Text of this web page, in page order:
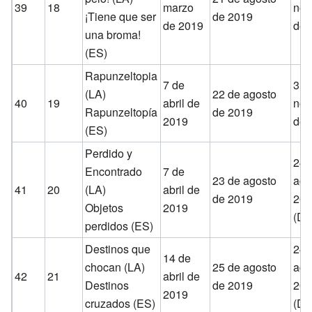
39 18
¡Tiene que ser
una broma!
(ES)
marzo
de 2019
de 2019
de
40 19
Rapunzeltopia
(LA)
Rapunzeltopía
(ES)
7 de
abril de
2019
22 de agosto
de 2019
3
de
41 20
Perdido y
Encontrado
(LA)
Objetos
perdidos (ES)
7 de
abril de
2019
23 de agosto
de 2019
24
42 21
Destinos que
chocan (LA)
Destinos
cruzados (ES)
14 de
abril de
2019
25 de agosto
de 2019
24